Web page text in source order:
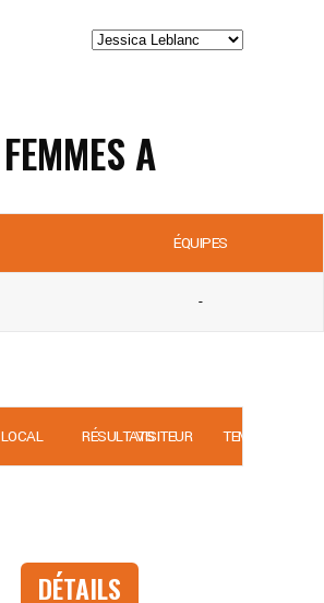
FEMMES A
ÉQUIPES
-
LOCAL RÉSULTATSVISITEUR TEMPS
DÉTAILS